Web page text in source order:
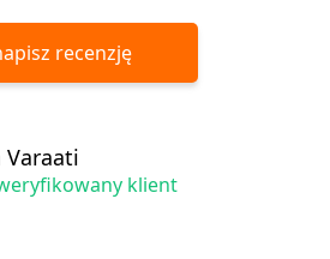
recenzję
Varaati
klient